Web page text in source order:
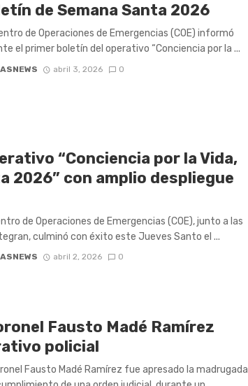
de Semana Santa 2026
de Operaciones de Emergencias (COE) informó
el primer boletín del operativo “Conciencia por la ...
abril 3, 2026 0
“Conciencia por la Vida,
2026” con amplio despliegue
de Operaciones de Emergencias (COE), junto a las
culminó con éxito este Jueves Santo el ...
abril 2, 2026 0
Fausto Madé Ramírez
policial
Fausto Madé Ramírez fue apresado la madrugada